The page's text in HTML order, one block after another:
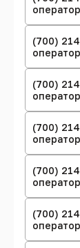
оператор
(700)
оператор
(700)
оператор
(700)
оператор
(700)
оператор
(700)
оператор